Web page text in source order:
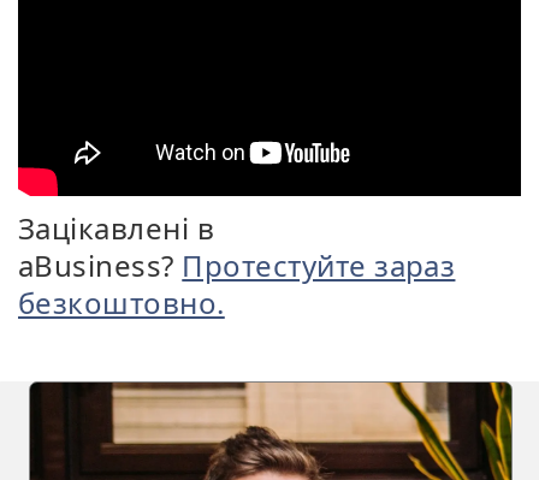
Зацікавлені в
aBusiness? Протестуйте зараз
безкоштовно.